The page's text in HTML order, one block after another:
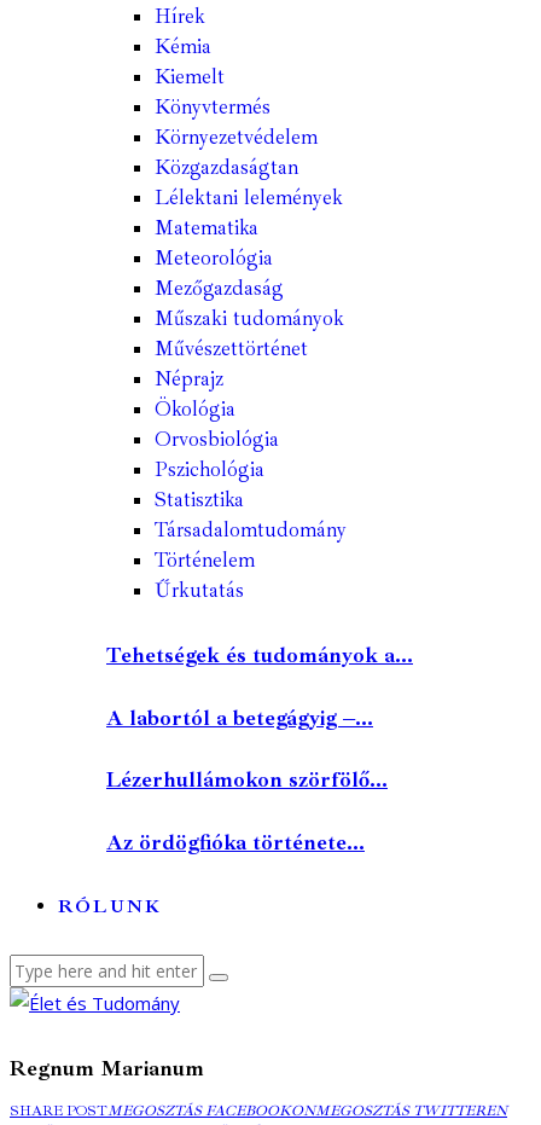
Hírek
Kémia
Kiemelt
Könyvtermés
Környezetvédelem
Közgazdaságtan
Lélektani lelemények
Matematika
Meteorológia
Mezőgazdaság
Műszaki tudományok
Művészettörténet
Néprajz
Ökológia
Orvosbiológia
Pszichológia
Statisztika
Társadalomtudomány
Történelem
Űrkutatás
Tehetségek és tudományok a...
A labortól a betegágyig –...
Lézerhullámokon szörfölő...
Az ördögfióka története...
RÓLUNK
Regnum Marianum
SHARE POSTMEGOSZTÁS
MEGOSZTÁS FACEBOOKONMEGOSZTÁS
MEGOSZTÁS TWITTEREN